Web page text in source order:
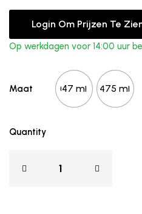
Login Om Prijzen Te
Op werkdagen voor 14:00 uur
Maat 147 ml. 475 ml.
Quantity